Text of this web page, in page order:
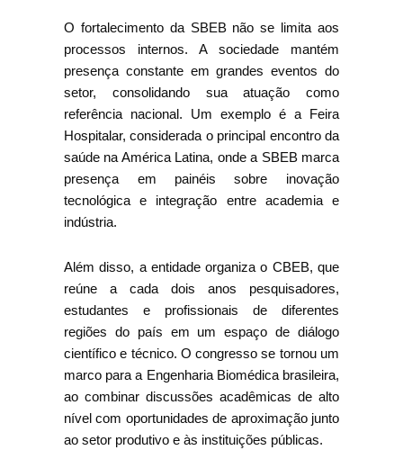
O fortalecimento da SBEB não se limita aos
processos internos. A sociedade mantém
presença constante em grandes eventos do
setor, consolidando sua atuação como
referência nacional. Um exemplo é a Feira
Hospitalar, considerada o principal encontro da
saúde na América Latina, onde a SBEB marca
presença em painéis sobre inovação
tecnológica e integração entre academia e
indústria.
Além disso, a entidade organiza o CBEB, que
reúne a cada dois anos pesquisadores,
estudantes e profissionais de diferentes
regiões do país em um espaço de diálogo
científico e técnico. O congresso se tornou um
marco para a Engenharia Biomédica brasileira,
ao combinar discussões acadêmicas de alto
nível com oportunidades de aproximação junto
ao setor produtivo e às instituições públicas.